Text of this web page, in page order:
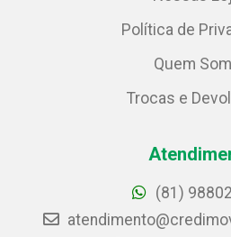
Política de
Quem
Trocas e
(81)